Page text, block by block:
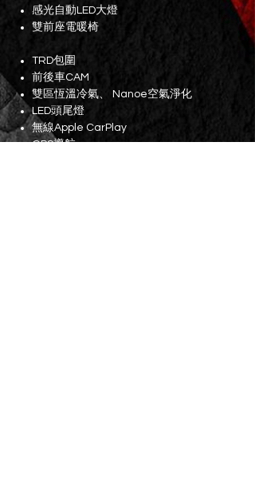
感光自動LED大燈
雙前座電暖椅
TRD包圍
前後車CAM
雙區恆溫冷氣、 Nanoe空氣淨化
LED頭尾燈
無線Apple CarPlay
GPS導航